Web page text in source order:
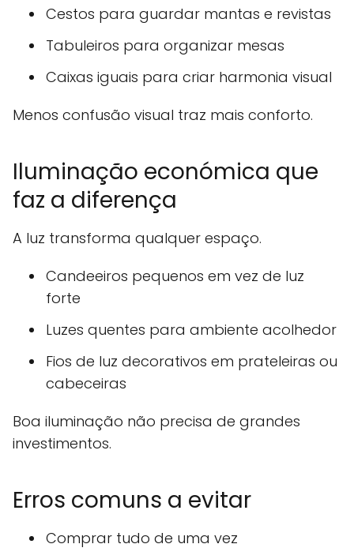
Cestos para guardar mantas e revistas
Tabuleiros para organizar mesas
Caixas iguais para criar harmonia visual
Menos confusão visual traz mais conforto.
Iluminação económica que
faz a diferença
A luz transforma qualquer espaço.
Candeeiros pequenos em vez de luz
forte
Luzes quentes para ambiente acolhedor
Fios de luz decorativos em prateleiras ou
cabeceiras
Boa iluminação não precisa de grandes
investimentos.
Erros comuns a evitar
Comprar tudo de uma vez